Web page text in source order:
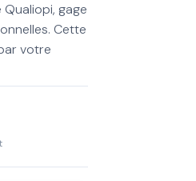
gage
Cette
votre